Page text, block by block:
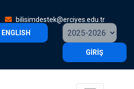
bilisimdestek@erciyes.edu.tr
ENGLISH
GİRİŞ